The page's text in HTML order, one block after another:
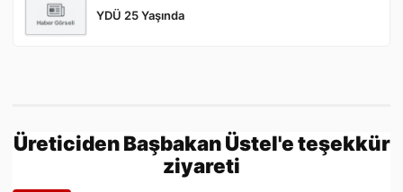
YDÜ 25 Yaşında
Üreticiden Başbakan Üstel'e teşekkür
ziyareti